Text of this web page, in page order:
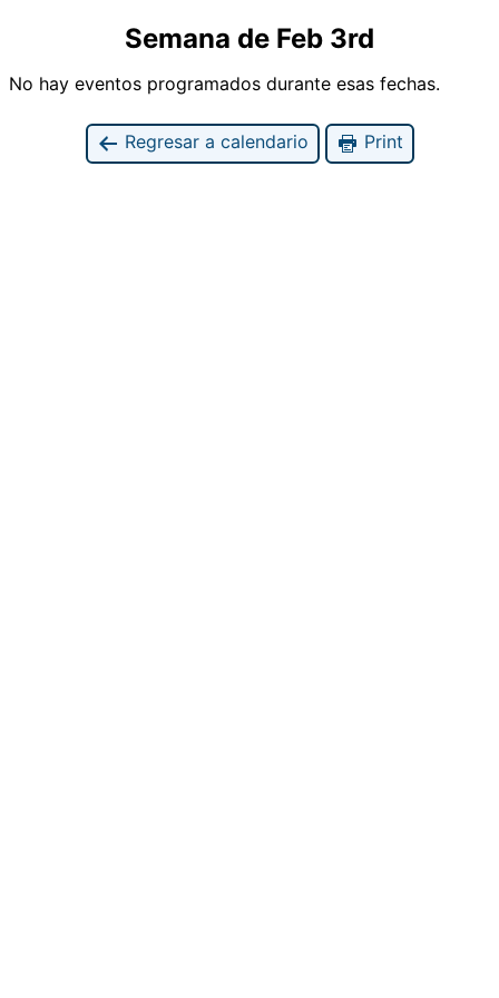
Semana de Feb 3rd
No hay eventos programados durante esas fechas.
Regresar a calendario Print